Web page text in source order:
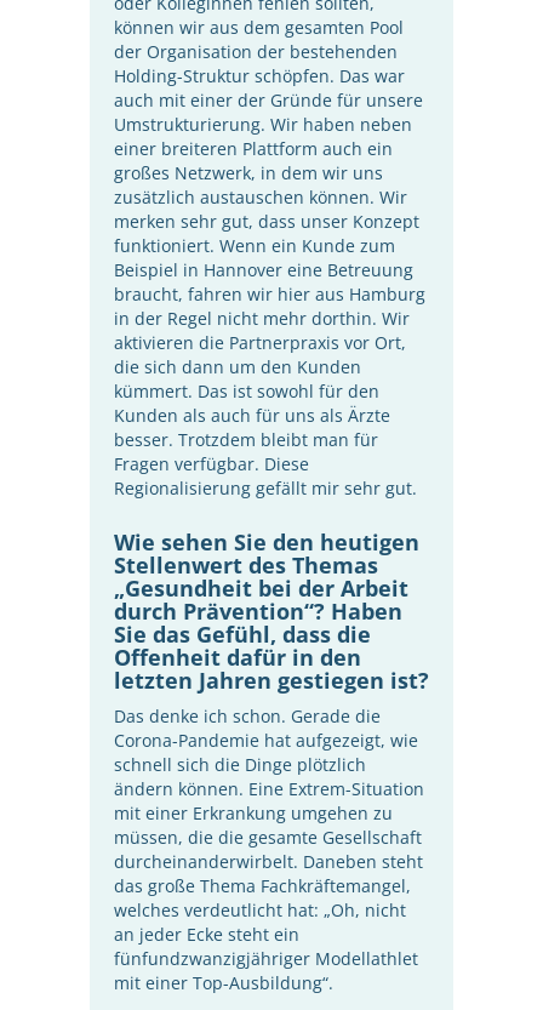
können wir aus dem gesamten Pool
der Organisation der bestehenden
Holding-Struktur schöpfen. Das war
auch mit einer der Gründe für unsere
Umstrukturierung. Wir haben neben
einer breiteren Plattform auch ein
großes Netzwerk, in dem wir uns
zusätzlich austauschen können. Wir
merken sehr gut, dass unser Konzept
funktioniert. Wenn ein Kunde zum
Beispiel in Hannover eine Betreuung
braucht, fahren wir hier aus Hamburg
in der Regel nicht mehr dorthin. Wir
aktivieren die Partnerpraxis vor Ort,
die sich dann um den Kunden
kümmert. Das ist sowohl für den
Kunden als auch für uns als Ärzte
besser. Trotzdem bleibt man für
Fragen verfügbar. Diese
Regionalisierung gefällt mir sehr gut.
Wie sehen Sie den heutigen
Stellenwert des Themas
„Gesundheit bei der Arbeit
durch Prävention“? Haben
Sie das Gefühl, dass die
Offenheit dafür in den
letzten Jahren gestiegen ist?
Das denke ich schon. Gerade die
Corona-Pandemie hat aufgezeigt, wie
schnell sich die Dinge plötzlich
ändern können. Eine Extrem-Situation
mit einer Erkrankung umgehen zu
müssen, die die gesamte Gesellschaft
durcheinanderwirbelt. Daneben steht
das große Thema Fachkräftemangel,
welches verdeutlicht hat: „Oh, nicht
an jeder Ecke steht ein
fünfundzwanzigjähriger Modellathlet
mit einer Top-Ausbildung“.